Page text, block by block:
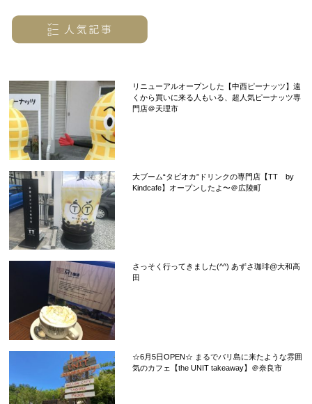
リニューアルオープンした【中西ピーナッツ】遠
くから買いに来る人もいる、超人気ピーナッツ専
門店＠天理市
大ブーム“タピオカ”ドリンクの専門店【TT by
Kindcafe】オープンしたよ〜＠広陵町
さっそく行ってきました(^^) あずさ珈琲@大和高
田
☆6月5日OPEN☆ まるでバリ島に来たような雰囲
気のカフェ【the UNIT takeaway】＠奈良市